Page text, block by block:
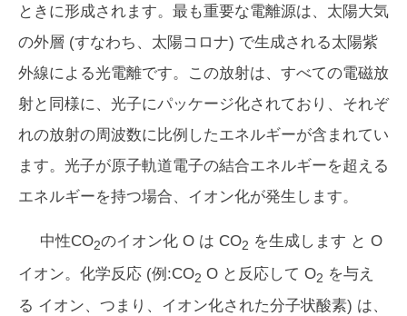
ときに形成されます。最も重要な電離源は、太陽大気
の外層 (すなわち、太陽コロナ) で生成される太陽紫
外線による光電離です。この放射は、すべての電磁放
射と同様に、光子にパッケージ化されており、それぞ
れの放射の周波数に比例したエネルギーが含まれてい
ます。光子が原子軌道電子の結合エネルギーを超える
エネルギーを持つ場合、イオン化が発生します。
中性CO2のイオン化 O は CO2 を生成します と O
イオン。化学反応 (例:CO2 O と反応して O2 を与え
る イオン、つまり、イオン化された分子状酸素) は、